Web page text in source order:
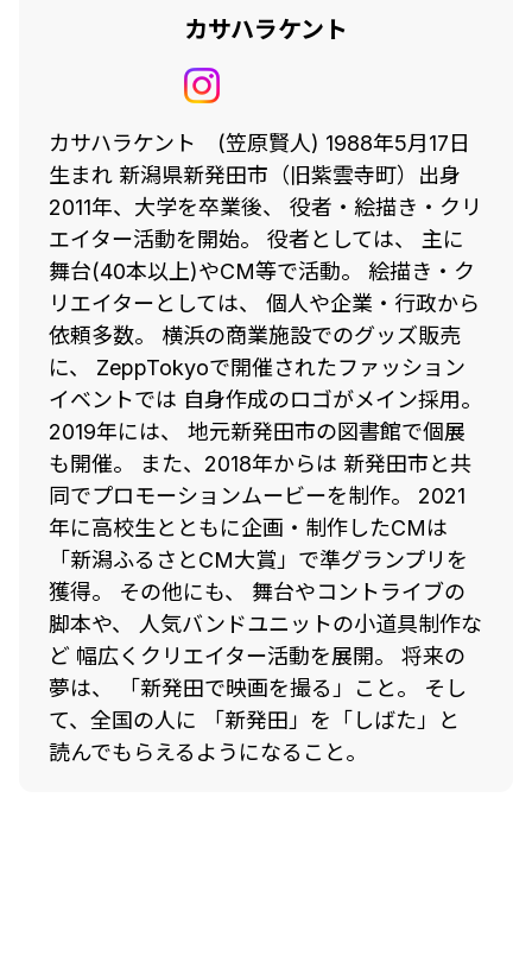
カサハラケント
カサハラケント (笠原賢人) 1988年5月17日
生まれ 新潟県新発田市（旧紫雲寺町）出身
2011年、大学を卒業後、 役者・絵描き・クリ
エイター活動を開始。 役者としては、 主に
舞台(40本以上)やCM等で活動。 絵描き・ク
リエイターとしては、 個人や企業・行政から
依頼多数。 横浜の商業施設でのグッズ販売
に、 ZeppTokyoで開催されたファッション
イベントでは 自身作成のロゴがメイン採用。
2019年には、 地元新発田市の図書館で個展
も開催。 また、2018年からは 新発田市と共
同でプロモーションムービーを制作。 2021
年に高校生とともに企画・制作したCMは
「新潟ふるさとCM大賞」で準グランプリを
獲得。 その他にも、 舞台やコントライブの
脚本や、 人気バンドユニットの小道具制作な
ど 幅広くクリエイター活動を展開。 将来の
夢は、 「新発田で映画を撮る」こと。 そし
て、全国の人に 「新発田」を「しばた」と
読んでもらえるようになること。